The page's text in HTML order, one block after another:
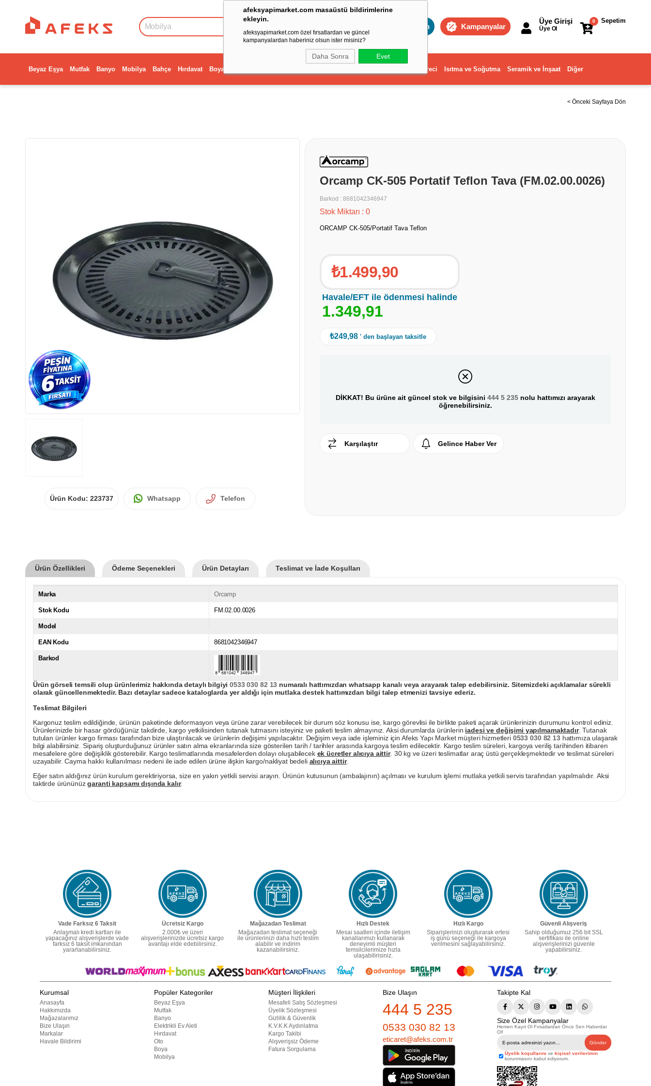
afeksyapimarket.com masaüstü bildirimlerine
ekleyin.
afeksyapimarket.com özel fırsatlardan ve güncel
kampanyalardan haberiniz olsun ister misiniz?
Daha Sonra Evet
Toptan Kampanyalar
Sepetim
0
Üye Girişi
Üye Ol
Beyaz Eşya Mutfak Banyo Mobilya Bahçe Hırdavat Boya Dekorasyon ve Ev Gereci Isıtma ve Soğutma Seramik ve İnşaat Diğer
< Önceki Sayfaya Dön
Ürün Kodu: 223737 Whatsapp Telefon
Orcamp CK-505 Portatif Teflon Tava (FM.02.00.0026)
Barkod : 8681042346947
Stok Miktarı : 0
ORCAMP CK-505/Portatif Tava Teflon
₺1.499,90
Havale/EFT ile ödenmesi halinde
1.349,91
₺249,98 ' den başlayan taksitle
DİKKAT! Bu ürüne ait güncel stok ve bilgisini 444 5 235nolu hattımızı arayarak
öğrenebilirsiniz.
Karşılaştır Gelince Haber Ver
Ürün Özellikleri Ödeme Seçenekleri Ürün Detayları Teslimat ve İade Koşulları
Marka Orcamp
Stok Kodu FM.02.00.0026
Model
EAN Kodu 8681042346947
Barkod
Ürün görseli temsili olup ürünlerimiz hakkında detaylı bilgiyi0533 030 82 13 numaralı hattımızdan whatsapp kanalı veya arayarak talep edebilirsiniz. Sitemizdeki açıklamalar sürekli
olarak güncellenmektedir. Bazı detaylar sadece kataloglarda yer aldığı için mutlaka destek hattımızdan bilgi talep etmenizi tavsiye ederiz.
Teslimat Bilgileri
Kargonuz teslim edildiğinde, ürünün paketinde deformasyon veya ürüne zarar verebilecek bir durum söz konusu ise, kargo görevlisi ile birlikte paketi açarak ürünlerinizin durumunu kontrol ediniz.
Ürünlerinizde bir hasar gördüğünüz takdirde, kargo yetkilisinden tutanak tutmasını isteyiniz ve paketi teslim almayınız. Aksi durumlarda ürünlerin iadesi ve değişimi yapılmamaktadır. Tutanak
tutulan ürünler kargo firması tarafından bize ulaştırılacak ve ürünlerin değişimi yapılacaktır. Değişim veya iade işleminiz için Afeks Yapı Market müşteri hizmetleri 0533 030 82 13hattımıza ulaşarak
bilgi alabilirsiniz. Sipariş oluşturduğunuz ürünler satın alma ekranlarında size gösterilen tarih / tarihler arasında kargoya teslim edilecektir. Kargo teslim süreleri, kargoya veriliş tarihinden itibaren
mesafelere göre değişiklik gösterebilir. Kargo teslimatlarında mesafelerden dolayı oluşabilecek ek ücretler alıcıya aittir. 30 kg ve üzeri teslimatlar araç üstü gerçekleşmektedir ve teslimat süreleri
uzayabilir. Cayma hakkı kullanılması nedeni ile iade edilen ürüne ilişkin kargo/nakliyat bedeli alıcıya aittir.
Eğer satın aldığınız ürün kurulum gerektiriyorsa, size en yakın yetkili servisi arayın. Ürünün kutusunun (ambalajının) açılması ve kurulum işlemi mutlaka yetkili servis tarafından yapılmalıdır. Aksi
taktirde ürününüzgaranti kapsamı dışında kalır.
Vade Farksız 6 Taksit
Anlaşmalı kredi kartları ile
yapacağınız alışverişlerde vade
farksız 6 taksit imkanından
yararlanabilirsiniz.
Ücretsiz Kargo
2.000₺ ve üzeri
alışverişlerinizde ücretsiz kargo
avantajı elde edebilirsiniz.
Mağazadan Teslimat
Mağazadan teslimat seçeneği
ile ürünlerinizi daha hızlı teslim
alabilir ve indirim
kazanabilirsiniz.
Hızlı Destek
Mesai saatleri içinde iletişim
kanallarımızı kullanarak
deneyimli müşteri
temsilcilerimize hızla
ulaşabilirisiniz.
Hızlı Kargo
Siparişlerinizi oluşturarak ertesi
iş günü seçeneği ile kargoya
verilmesini sağlayabilirsiniz.
Güvenli Alışveriş
Sahip olduğumuz 256 bit SSL
sertifikası ile online
alışverişlerinizi güvenle
yapabilirsiniz.
Kurumsal
Anasayfa
Hakkımızda
Mağazalarımız
Bize Ulaşın
Markalar
Havale Bildirimi
Popüler Kategoriler
Beyaz Eşya
Mutfak
Banyo
Elektrikli Ev Aleti
Hırdavat
Oto
Boya
Mobilya
Müşteri İlişkileri
Mesafeli Satış Sözleşmesi
Üyelik Sözleşmesi
Gizlilik & Güvenlik
K.V.K.K Aydınlatma
Kargo Takibi
Alışverişsiz Ödeme
Fatura Sorgulama
Bize Ulaşın
444 5 235
0533 030 82 13
eticaret@afeks.com.tr
Takipte Kal
Size Özel Kampanyalar
Hemen Kayıt Ol Fırsatlardan Önce Sen Haberdar
Ol!
Gönder
Üyelik koşullarını ve kişisel verilerimin
korunmasını kabul ediyorum.